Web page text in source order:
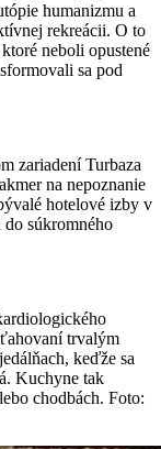
humanizmu a
rekreácii. O to
neboli opustené
sa pod
zariadení Turbaza
na nepoznanie
hotelové izby v
súkromného
trvalým
keďže sa
Kuchyne tak
chodbách. Foto: